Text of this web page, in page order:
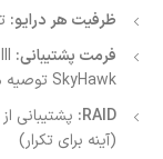
ظرفیت هر درایو:
فرمت پشتیبانی:
SkyHawk توصیه می‌شود)
RAID:
(آینه برای تکرار)